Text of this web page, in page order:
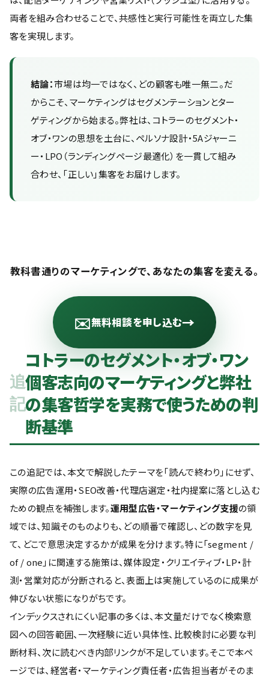
両者を組み合わせることで、共感性と実行可能性を両立した集
客を実現します。
結論：市場は均一ではなく、どの顧客も唯一無二。だ
からこそ、マーケティングはセグメンテーションとター
ゲティングから始まる。弊社は、コトラーのセグメント・
オブ・ワンの思想を土台に、ペルソナ設計・5Aジャーニ
ー・LPO（ランディングページ最適化）を一貫して組み
合わせ、「正しい」集客をお届けします。
教科書通りのマーケティングで、あなたの集客を変える。
✉️無料相談を申し込む→
追
記
コトラーのセグメント・オブ・ワン
個客志向のマーケティングと弊社
の集客哲学を実務で使うための判
断基準
この追記では、本文で解説したテーマを「読んで終わり」にせず、
実際の広告運用・SEO改善・代理店選定・社内提案に落とし込む
ための観点を補強します。運用型広告・マーケティング支援の領
域では、知識そのものよりも、どの順番で確認し、どの数字を見
て、どこで意思決定するかが成果を分けます。特に「segment /
of / one」に関連する施策は、媒体設定・クリエイティブ・LP・計
測・営業対応が分断されると、表面上は実施しているのに成果が
伸びない状態になりがちです。
インデックスされにくい記事の多くは、本文量だけでなく検索意
図への回答範囲、一次経験に近い具体性、比較検討に必要な判
断材料、次に読むべき内部リンクが不足しています。そこで本ペ
ージでは、経営者・マーケティング責任者・広告担当者がそのま